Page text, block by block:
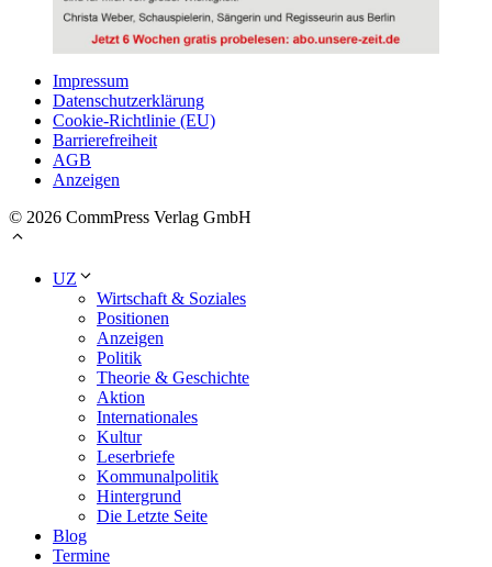
Impressum
Datenschutzerklärung
Cookie-Richtlinie (EU)
Barrierefreiheit
AGB
Anzeigen
© 2026 CommPress Verlag GmbH
UZ
Wirtschaft & Soziales
Positionen
Anzeigen
Politik
Theorie & Geschichte
Aktion
Internationales
Kultur
Leserbriefe
Kommunalpolitik
Hintergrund
Die Letzte Seite
Blog
Termine